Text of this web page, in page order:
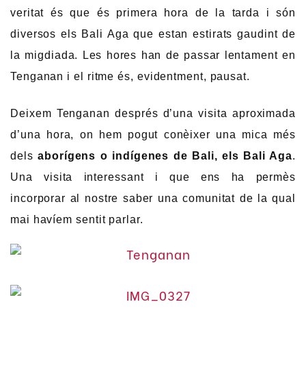
veritat és que és primera hora de la tarda i són
diversos els Bali Aga que estan estirats gaudint de
la migdiada. Les hores han de passar lentament en
Tenganan i el ritme és, evidentment, pausat.
Deixem Tenganan després d’una visita aproximada
d’una hora, on hem pogut conèixer una mica més
delsaborígens o indígenes de Bali, els Bali Aga.
Una visita interessant i que ens ha permès
incorporar al nostre saber una comunitat de la qual
mai havíem sentit parlar.